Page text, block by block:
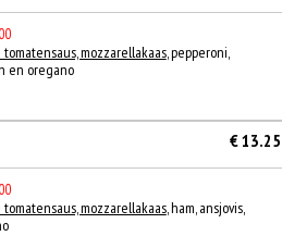
mozzarellakaas, pepperoni,
en oregano
€ 13.25
mozzarellakaas, ham, ansjovis,